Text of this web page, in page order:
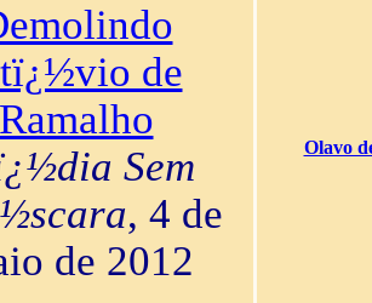
de
Ramalho
Sem
, 4 de
de 2012
Olavo